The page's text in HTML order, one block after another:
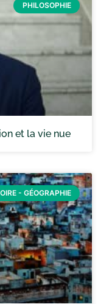
PHILOSOPHIE
et la vie nue
- GÉOGRAPHIE